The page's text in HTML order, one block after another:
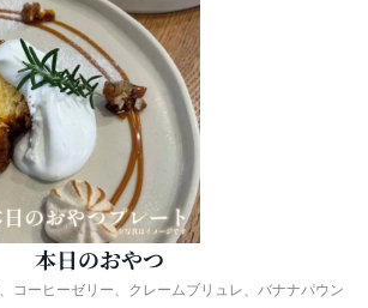
本日のおやつ
コーヒーゼリー、クレームブリュレ、バナナパウン